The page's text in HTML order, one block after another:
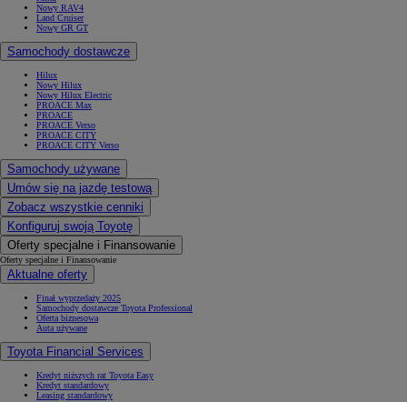
Nowy RAV4
Land Cruiser
Nowy GR GT
Samochody dostawcze
Hilux
Nowy Hilux
Nowy Hilux Electric
PROACE Max
PROACE
PROACE Verso
PROACE CITY
PROACE CITY Verso
Samochody używane
Umów się na jazdę testową
Zobacz wszystkie cenniki
Konfiguruj swoją Toyotę
Oferty specjalne i Finansowanie
Oferty specjalne i Finansowanie
Aktualne oferty
Finał wyprzedaży 2025
Samochody dostawcze Toyota Professional
Oferta biznesowa
Auta używane
Toyota Financial Services
Kredyt niższych rat Toyota Easy
Kredyt standardowy
Leasing standardowy